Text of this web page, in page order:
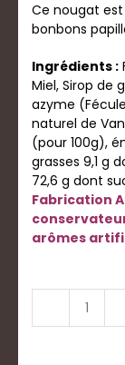
Ce nougat est
bonbons
Ingrédients :
Miel, Sirop de
azyme
naturel de
(pour 100g),
grasses 9,1 g
72,6 g dont
Fabrication
arômes
quantité
de